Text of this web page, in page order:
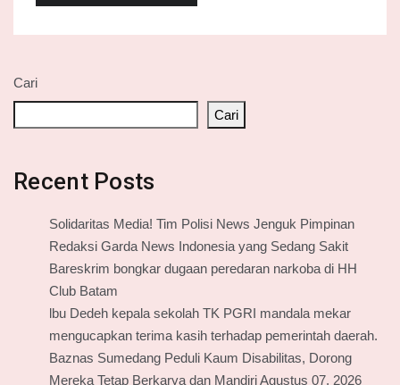
Cari
Cari
Recent Posts
Solidaritas Media! Tim Polisi News Jenguk Pimpinan
Redaksi Garda News Indonesia yang Sedang Sakit
Bareskrim bongkar dugaan peredaran narkoba di HH
Club Batam
lbu Dedeh kepala sekolah TK PGRI mandala mekar
mengucapkan terima kasih terhadap pemerintah daerah.
Baznas Sumedang Peduli Kaum Disabilitas, Dorong
Mereka Tetap Berkarya dan Mandiri Agustus 07, 2026